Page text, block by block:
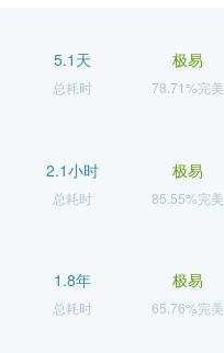
5.1天
总耗时
极易
78.71%完美
2.1小时
总耗时
极易
85.55%完美
1.8年
总耗时
极易
65.76%完美